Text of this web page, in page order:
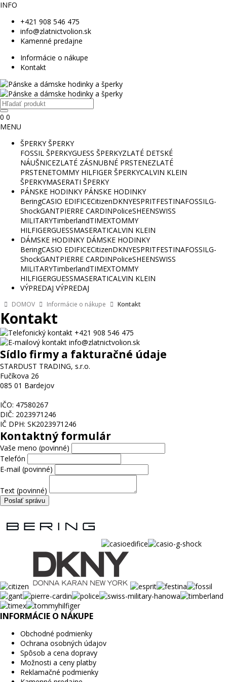
INFO
+421 908 546 475
info@zlatnictvolion.sk
Kamenné predajne
Informácie o nákupe
Kontakt
0 0
MENU
ŠPERKY ŠPERKY
FOSSIL ŠPERKYGUESS ŠPERKYZLATÉ DETSKÉ
NÁUŠNICEZLATÉ ZÁSNUBNÉ PRSTENEZLATÉ
PRSTENETOMMY HILFIGER ŠPERKYCALVIN KLEIN
ŠPERKYMASERATI ŠPERKY
PÁNSKE HODINKY PÁNSKE HODINKY
BeringCASIO EDIFICECitizenDKNYESPRITFESTINAFOSSILG-
ShockGANTPIERRE CARDINPoliceSHEENSWISS
MILITARYTimberlandTIMEXTOMMY
HILFIGERGUESSMASERATICALVIN KLEIN
DÁMSKE HODINKY DÁMSKE HODINKY
BeringCASIO EDIFICECitizenDKNYESPRITFESTINAFOSSILG-
ShockGANTPIERRE CARDINPoliceSHEENSWISS
MILITARYTimberlandTIMEXTOMMY
HILFIGERGUESSMASERATICALVIN KLEIN
VÝPREDAJ VÝPREDAJ
DOMOV Informácie o nákupe Kontakt
Kontakt
+421 908 546 475
info@zlatnictvolion.sk
Sídlo firmy a fakturačné údaje
STARDUST TRADING, s.r.o.
Fučíkova 26
085 01 Bardejov
IČO: 47580267
DIČ: 2023971246
IČ DPH: SK2023971246
Kontaktný formulár
Vaše meno (povinné)
Telefón
E-mail (povinné)
Text (povinné)
INFORMÁCIE O NÁKUPE
Obchodné podmienky
Ochrana osobných údajov
Spôsob a cena dopravy
Možnosti a ceny platby
Reklamačné podmienky